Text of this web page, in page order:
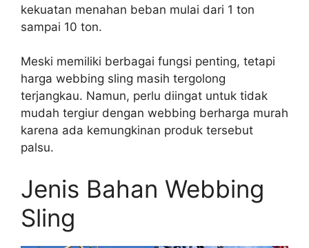
kekuatan menahan beban mulai dari 1 ton
sampai 10 ton.
Meski memiliki berbagai fungsi penting, tetapi
harga webbing sling masih tergolong
terjangkau. Namun, perlu diingat untuk tidak
mudah tergiur dengan webbing berharga murah
karena ada kemungkinan produk tersebut
palsu.
Jenis Bahan Webbing
Sling